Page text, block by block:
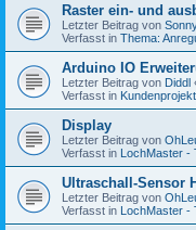
Raster ein- und
Letzter Beitrag von
Verfasst in Thema:
Arduino IO
Letzter Beitrag von Diddl
Verfasst in
Display
Letzter Beitrag von
Verfasst in LochMaster -
Ultraschall-Sensor
Letzter Beitrag von
Verfasst in LochMaster -